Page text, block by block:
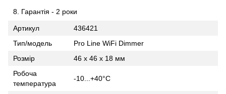
Гарантія - 2 роки
Артикул
436421
Тип/модель
Pro Line WiFi Dimmer
Розмір
46 х 46 х 18 мм
Робоча
температура
-10...+40°С